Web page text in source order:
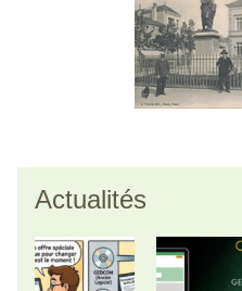
Actualités